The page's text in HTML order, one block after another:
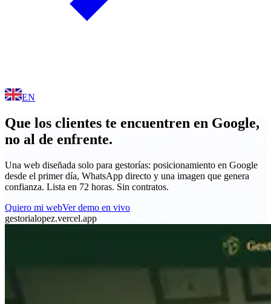
EN
Que los clientes te encuentren en Google,
no al de enfrente.
Una web diseñada solo para gestorías: posicionamiento en Google
desde el primer día, WhatsApp directo y una imagen que genera
confianza. Lista en 72 horas. Sin contratos.
Quiero mi webVer demo en vivo
gestorialopez.vercel.app